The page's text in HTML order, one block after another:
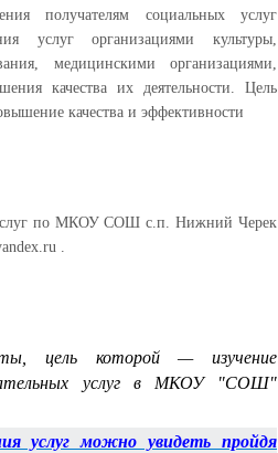
получателям социальных услуг
услуг организациями культуры,
медицинскими организациями,
качества их деятельности. Цель
качества и эффективности
услуг по МКОУ СОШ с.п. Нижний Черек
.
цель которой — изучение
услуг в МКОУ "СОШ"
услуг можно увидеть пройдя